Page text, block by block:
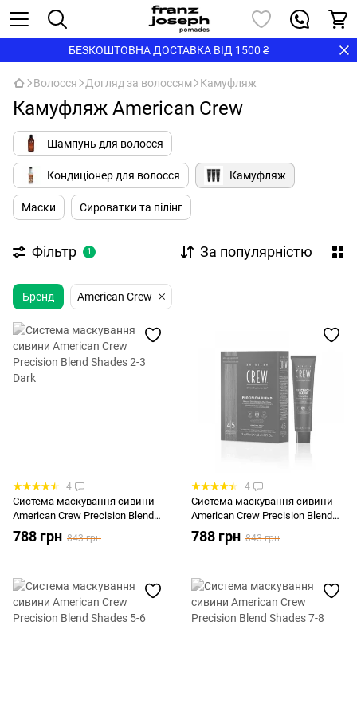
БЕЗКОШТОВНА ДОСТАВКА ВІД 1500 ₴
Волосся Догляд за волоссям Камуфляж
Камуфляж American Crew
Шампунь для волосся
Кондиціонер для волосся Камуфляж
Маски Сироватки та пілінг
Фільтр 1 За популярністю
Бренд American Crew
4
Система маскування сивини
American Crew Precision Blend
Shades 2-3 Dark
788 грн 843 грн
4
Система маскування сивини
American Crew Precision Blend
Shades 4-5
788 грн 843 грн